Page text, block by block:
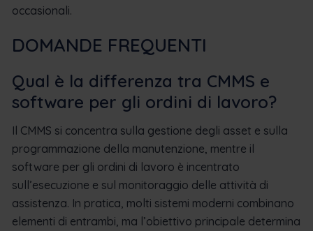
occasionali.
DOMANDE FREQUENTI
Qual è la differenza tra CMMS e
software per gli ordini di lavoro?
Il CMMS si concentra sulla gestione degli asset e sulla
programmazione della manutenzione, mentre il
software per gli ordini di lavoro è incentrato
sull’esecuzione e sul monitoraggio delle attività di
assistenza. In pratica, molti sistemi moderni combinano
elementi di entrambi, ma l’obiettivo principale determina